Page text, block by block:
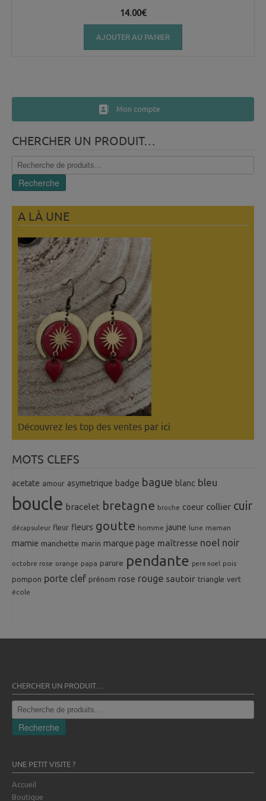
14.00€
AJOUTER AU PANIER
Mon compte
CHERCHER UN PRODUIT…
Recherche
pour :
Recherche
A LÀ UNE
Découvrez les top des ventes par ici
MOTS CLEFS
acetate amour asymetrique badge bague blanc bleu
boucle bracelet bretagne broche coeur collier cuir
décapsuleur fleur fleurs goutte homme jaune lune maman
mamie manchette marin marque page maîtresse noel noir
octobre rose orange papa parure pendante pere noel pois
pompon porte clef prénom rose rouge sautoir triangle vert
école
CHERCHER UN PRODUIT…
Recherche
pour :
Recherche
UNE PETIT VISITE ?
Accueil
Boutique